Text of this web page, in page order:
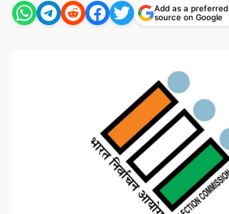
Add as a preferred
source on Google